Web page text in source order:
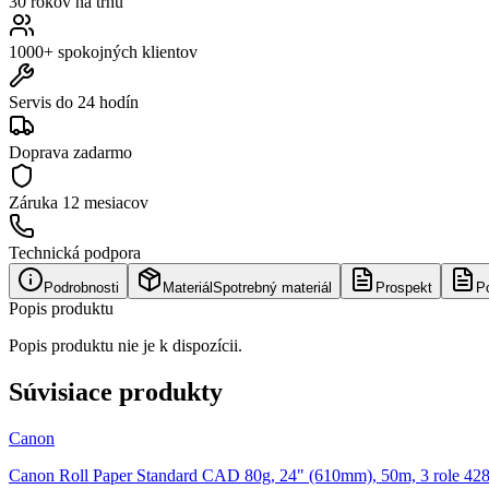
1000+ spokojných klientov
Servis do 24 hodín
Doprava zadarmo
Záruka 12 mesiacov
Technická podpora
Podrobnosti Materiál Spotrebný materiál Prospekt
Popis produktu
Popis produktu nie je k dispozícii.
Súvisiace produkty
Canon
Canon Roll Paper Standard CAD 80g, 24" (610mm), 50m, 3 role